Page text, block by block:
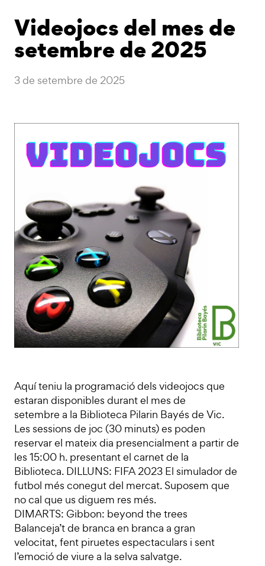
Videojocs del mes de
setembre de 2025
3 de setembre de 2025
Aquí teniu la programació dels videojocs que
estaran disponibles durant el mes de
setembre a la Biblioteca Pilarin Bayés de Vic.
Les sessions de joc (30 minuts) es poden
reservar el mateix dia presencialment a partir de
les 15:00 h. presentant el carnet de la
Biblioteca. DILLUNS: FIFA 2023 El simulador de
futbol més conegut del mercat. Suposem que
no cal que us diguem res més.
DIMARTS: Gibbon: beyond the trees
Balanceja’t de branca en branca a gran
velocitat, fent piruetes espectaculars i sent
l’emoció de viure a la selva salvatge.